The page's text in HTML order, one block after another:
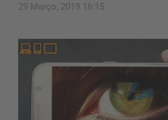
29 Março, 2019 16:15